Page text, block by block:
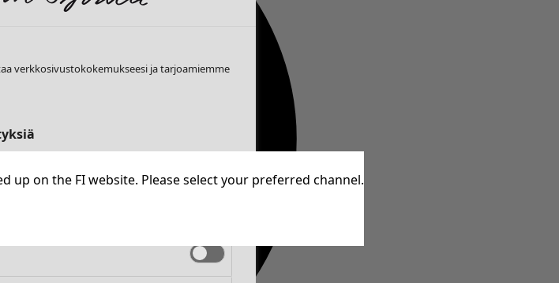
up on the FI website. Please select your preferred channel.
verkkosivustokokemukseesi ja tarjoamiemme
Aina aktiivinen